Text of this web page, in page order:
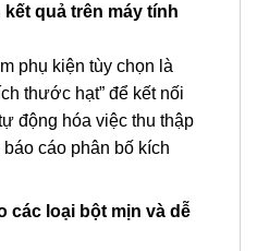
quả trên máy tính
phụ kiện tùy chọn là
thước hạt” để kết nối
động hóa việc thu thập
cáo phân bố kích
các loại bột mịn và dễ